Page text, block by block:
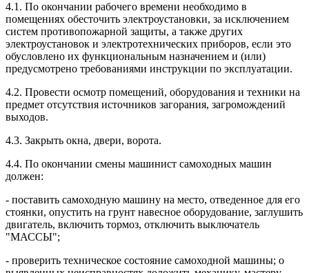
4.1. По окончании рабочего времени необходимо в
помещениях обесточить электроустановки, за исключением
систем противопожарной защиты, а также других
электроустановок и электротехнических приборов, если это
обусловлено их функциональным назначением и (или)
предусмотрено требованиями инструкции по эксплуатации.
4.2. Провести осмотр помещений, оборудования и техники на
предмет отсутствия источников загорания, загромождений
выходов.
4.3. Закрыть окна, двери, ворота.
4.4. По окончании смены машинист самоходных машин
должен:
- поставить самоходную машину на место, отведенное для его
стоянки, опустить на грунт навесное оборудование, заглушить
двигатель, включить тормоз, отключить выключатель
"МАССЫ";
- проверить техническое состояние самоходной машины; о